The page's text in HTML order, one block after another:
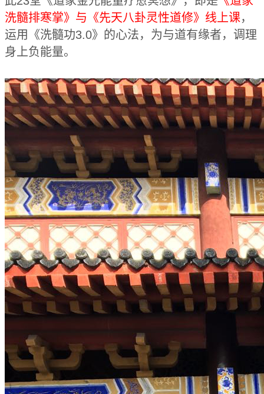
洗髓排寒掌》与《先天八卦灵性道修》线上课，
运用《洗髓功3.0》的心法，为与道有缘者，调理
身上负能量。